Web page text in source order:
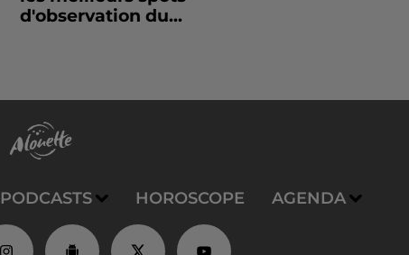
d'observation du...
PODCASTS HOROSCOPE AGENDA